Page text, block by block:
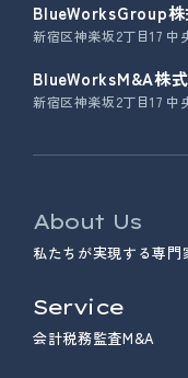
BlueWorksGroup
新宿区神楽坂2丁目17 中
BlueWorksM&A株
新宿区神楽坂2丁目17 中
About Us
私たちが実現する専門
Service
会計税務監査M&A